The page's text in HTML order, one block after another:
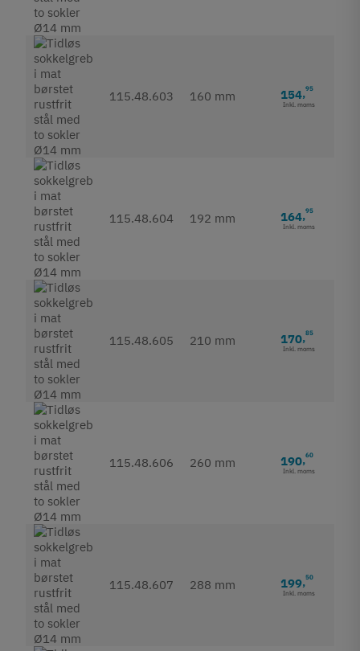
115.48.603 160 mm 154,95
Inkl. moms
115.48.604 192 mm 164,95
Inkl. moms
115.48.605 210 mm 170,85
Inkl. moms
115.48.606 260 mm 190,60
Inkl. moms
115.48.607 288 mm 199,50
Inkl. moms